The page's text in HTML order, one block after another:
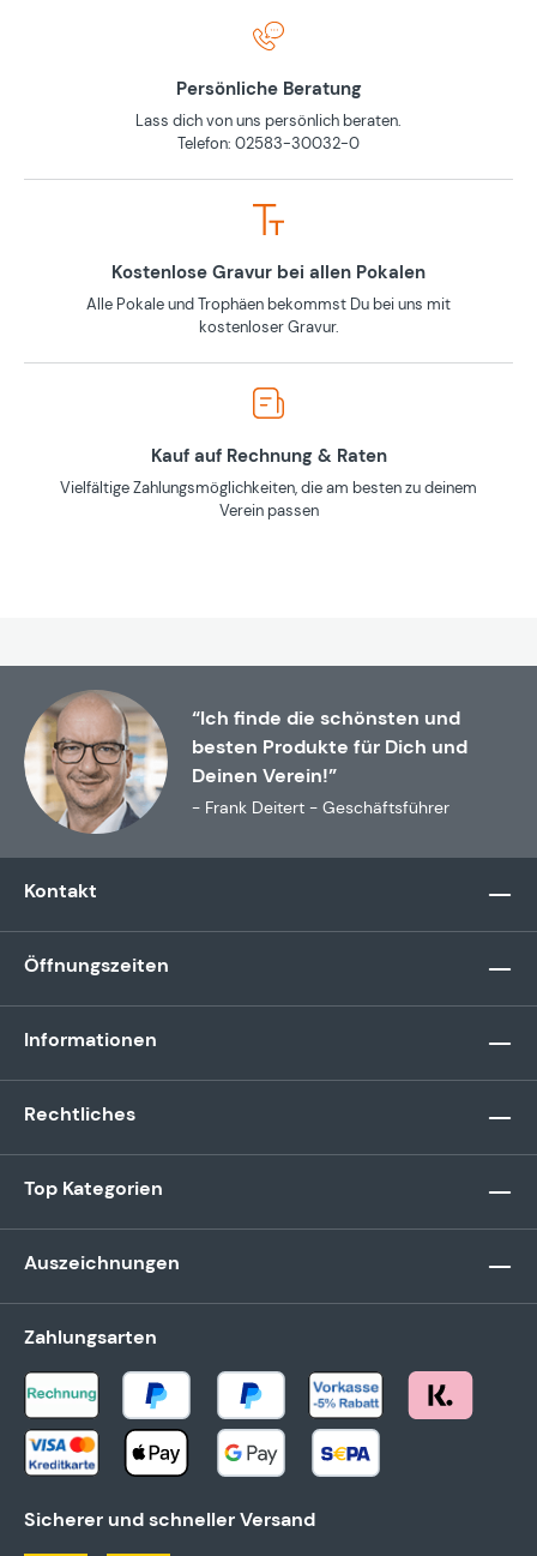
Persönliche Beratung
Lass dich von uns persönlich beraten.
Telefon: 02583-30032-0
Kostenlose Gravur bei allen Pokalen
Alle Pokale und Trophäen bekommst Du bei uns mit
kostenloser Gravur.
Kauf auf Rechnung & Raten
Vielfältige Zahlungsmöglichkeiten, die am besten zu deinem
Verein passen
“Ich finde die schönsten und
besten Produkte für Dich und
Deinen Verein!”
- Frank Deitert - Geschäftsführer
Kontakt
Öffnungszeiten
Informationen
Rechtliches
Top Kategorien
Auszeichnungen
Zahlungsarten
Sicherer und schneller Versand